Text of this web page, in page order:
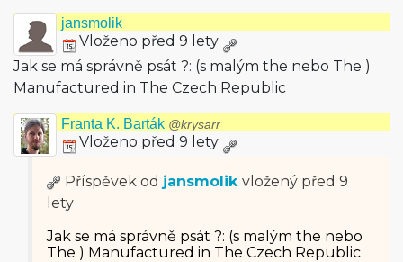
jansmolik
Vloženo před 9 lety
Jak se má správně psát ?: (s malým the nebo The )
Manufactured in The Czech Republic
Franta K. Barták @krysarr
Vloženo před 9 lety
Příspěvek od jansmolik vložený před 9
lety
Jak se má správně psát ?: (s malým the nebo
The ) Manufactured in The Czech Republic